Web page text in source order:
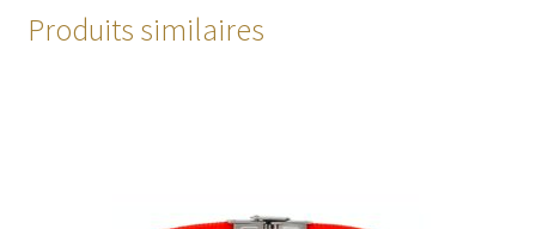
Produits similaires